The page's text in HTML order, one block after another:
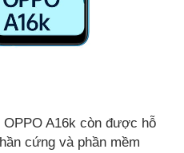
OPPO A16k còn được hỗ
cứng và phần mềm